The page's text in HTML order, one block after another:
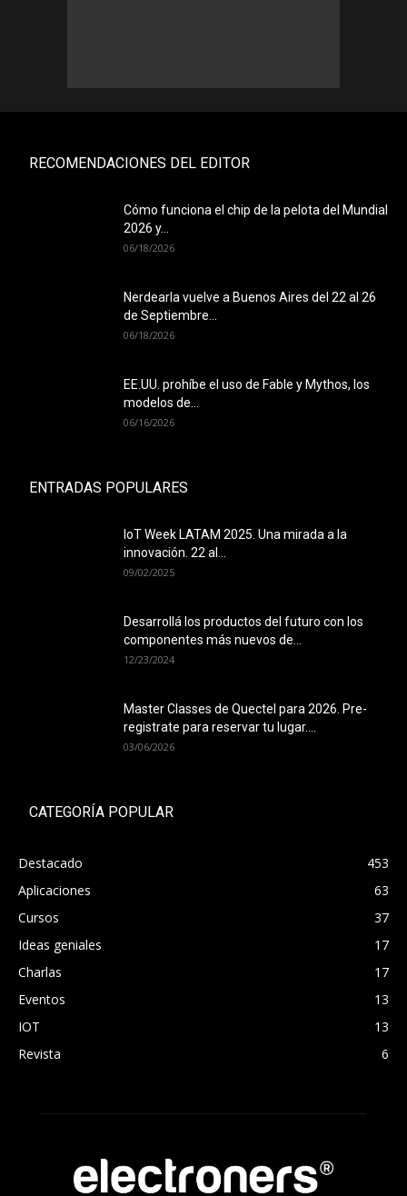
RECOMENDACIONES DEL EDITOR
Cómo funciona el chip de la pelota del Mundial
2026 y...
06/18/2026
Nerdearla vuelve a Buenos Aires del 22 al 26
de Septiembre...
06/18/2026
EE.UU. prohíbe el uso de Fable y Mythos, los
modelos de...
06/16/2026
ENTRADAS POPULARES
IoT Week LATAM 2025. Una mirada a la
innovación. 22 al...
09/02/2025
Desarrollá los productos del futuro con los
componentes más nuevos de...
12/23/2024
Master Classes de Quectel para 2026. Pre-
registrate para reservar tu lugar....
03/06/2026
CATEGORÍA POPULAR
Destacado
453
Aplicaciones
63
Cursos
37
Ideas geniales
17
Charlas
17
Eventos
13
IOT
13
Revista
6